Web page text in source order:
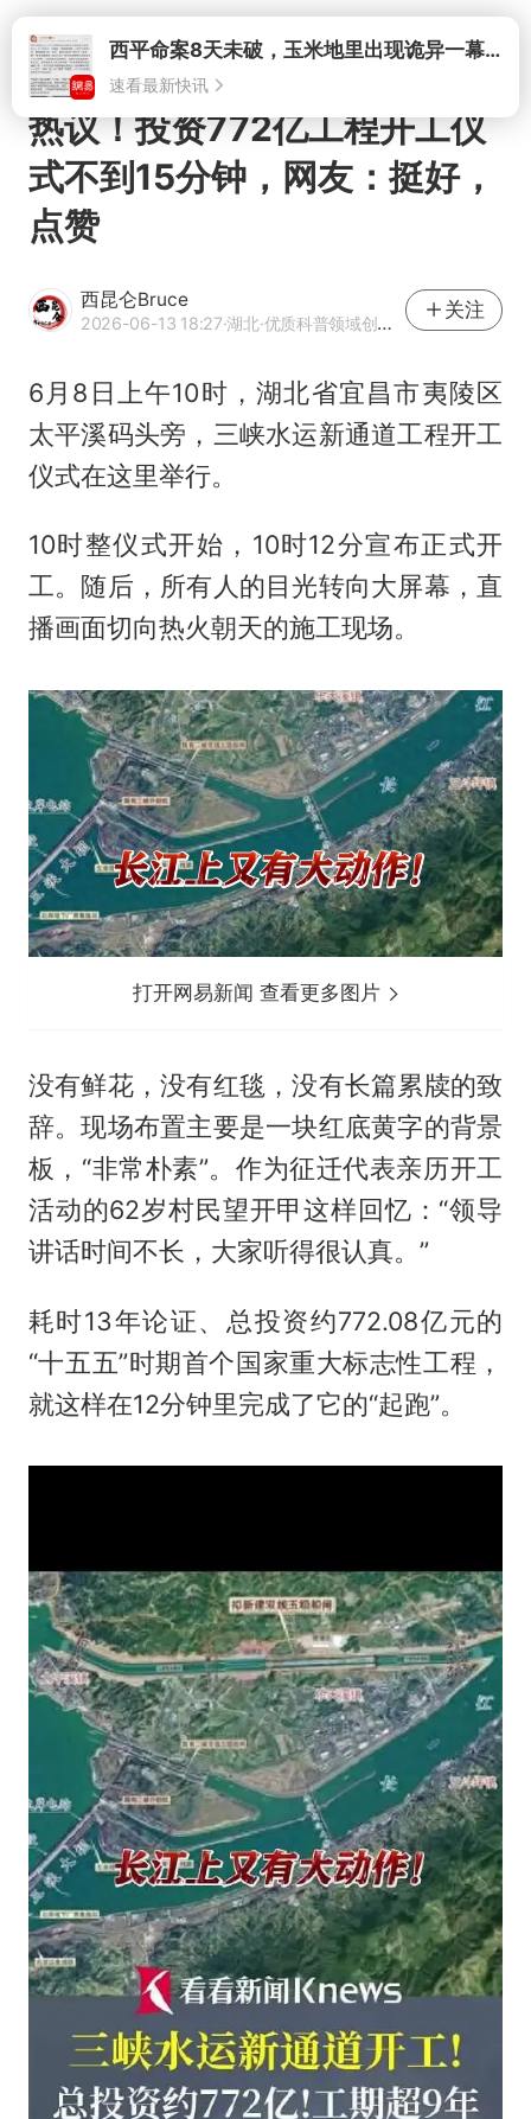
打开
热议！投资772亿工程开工仪
式不到15分钟，网友：挺好，
点赞
西昆仑Bruce
2026-06-13 18:27·湖北·优质科普领域创作者
关注
6月8日上午10时，湖北省宜昌市夷陵区
太平溪码头旁，三峡水运新通道工程开工
仪式在这里举行。
10时整仪式开始，10时12分宣布正式开
工。随后，所有人的目光转向大屏幕，直
播画面切向热火朝天的施工现场。
打开网易新闻 查看更多图片
没有鲜花，没有红毯，没有长篇累牍的致
辞。现场布置主要是一块红底黄字的背景
板，“非常朴素”。作为征迁代表亲历开工
活动的62岁村民望开甲这样回忆：“领导
讲话时间不长，大家听得很认真。”
耗时13年论证、总投资约772.08亿元的
“十五五”时期首个国家重大标志性工程，
就这样在12分钟里完成了它的“起跑”。